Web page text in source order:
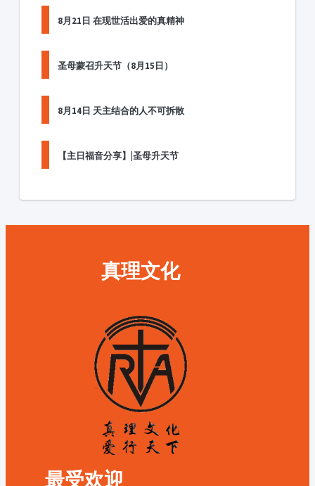
8月21日 在现世活出爱的真精神
圣母蒙召升天节（8月15日）
8月14日 天主结合的人不可拆散
【主日福音分享】|圣母升天节
真理文化
最受欢迎